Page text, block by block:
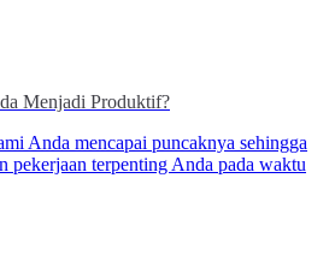
Menjadi Produktif?
Anda mencapai puncaknya sehingga
pekerjaan terpenting Anda pada waktu